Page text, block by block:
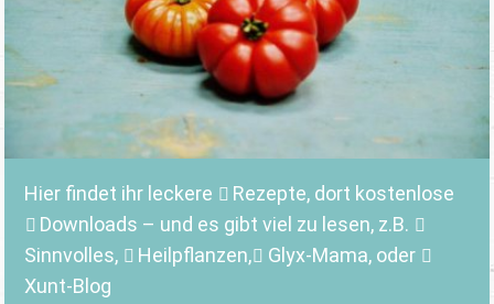
Hier findet ihr leckere Rezepte, dort kostenlose
Downloads – und es gibt viel zu lesen, z.B.
Sinnvolles, Heilpflanzen, Glyx-Mama,oder
Xunt-Blog